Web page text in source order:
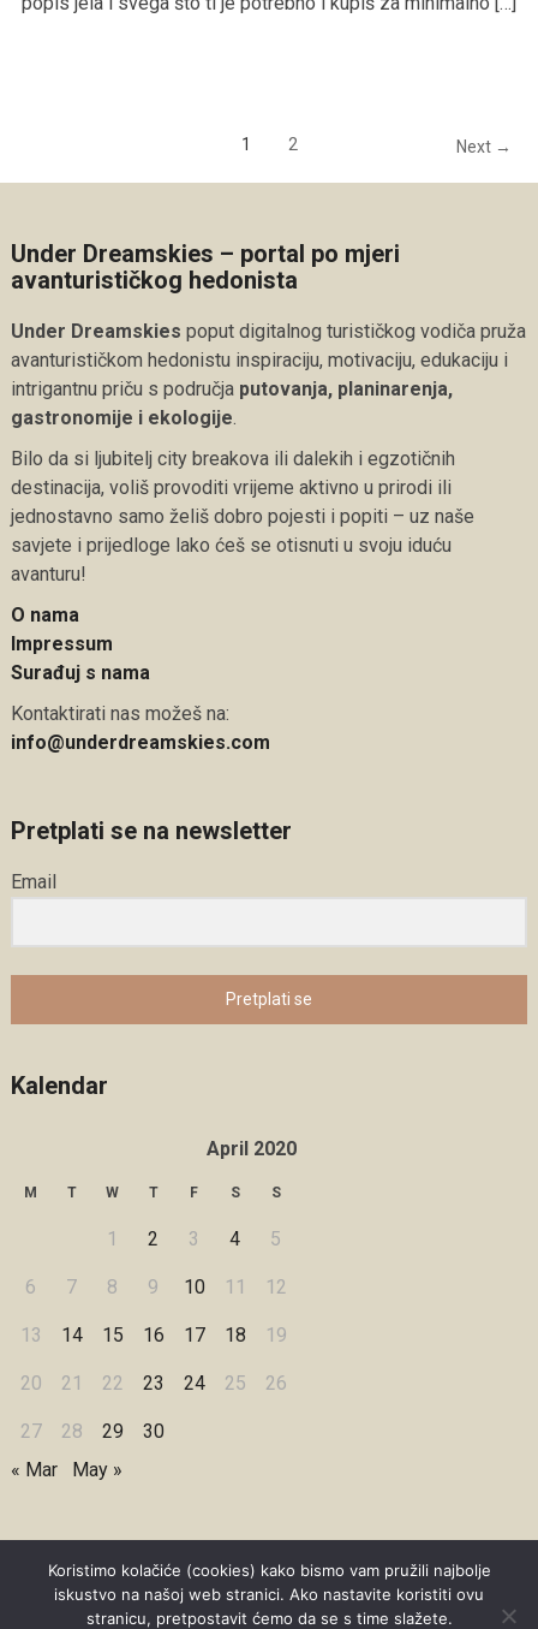
1 2 Next →
Under Dreamskies – portal po mjeri
avanturističkog hedonista
Under Dreamskies poput digitalnog turističkog vodiča pruža
avanturističkom hedonistu inspiraciju, motivaciju, edukaciju i
intrigantnu priču s područja putovanja, planinarenja,
gastronomije i ekologije
Bilo da si ljubitelj city breakova ili dalekih i egzotičnih
destinacija, voliš provoditi vrijeme aktivno u prirodi ili
jednostavno samo želiš dobro pojesti i popiti – uz naše
savjete i prijedloge lako ćeš se otisnuti u svoju iduću
avanturu!
O nama
Impressum
Surađuj s nama
Kontaktirati nas možeš na:
info@underdreamskies.com
Pretplati se na newsletter
Email
Pretplati se
Kalendar
April 2020
M T W T F S S
1 2 3 4 5
6 7 8 9 10 11 12
13 14 15 16 17 18 19
20 21 22 23 24 25 26
27 28 29
30
« Mar
May »
Copyright © 2026 Under Dreamskies
Koristimo kolačiće (cookies) kako bismo vam pružili najbolje
iskustvo na našoj web stranici. Ako nastavite koristiti ovu
stranicu, pretpostavit ćemo da se s time slažete.